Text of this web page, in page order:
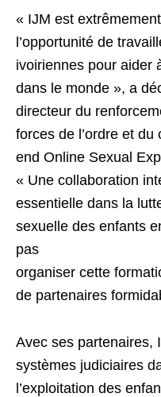
« IJM est
l’opportunité de
ivoiriennes pour aider
dans le monde », a
directeur du
forces de l’ordre et
end Online Sexual
« Une collaboration
essentielle dans la
sexuelle des enfants
pas
organiser cette
de partenaires
Avec ses partenaires,
systèmes judiciaires
l’exploitation des